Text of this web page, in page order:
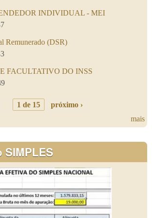
INDIVIDUAL - MEI
Remunerado (DSR)
FACULTATIVO DO INSS
1 de 15
próximo ›
mais
SIMPLES